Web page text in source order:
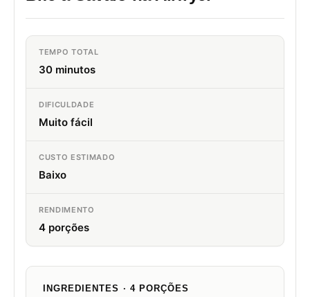
TEMPO TOTAL
30 minutos
DIFICULDADE
Muito fácil
CUSTO ESTIMADO
Baixo
RENDIMENTO
4 porções
INGREDIENTES · 4 PORÇÕES